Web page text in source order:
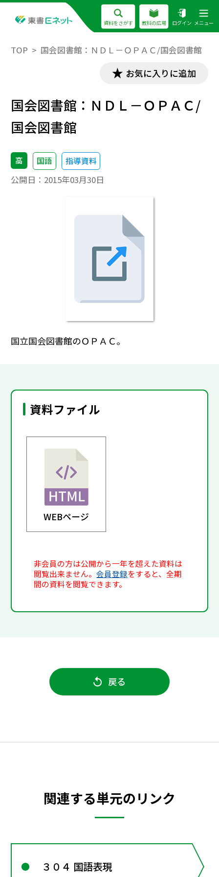
資料をさがす 教科の広場 ログイン メニュー
TOP 国会図書館：ＮＤＬ－ＯＰＡＣ/国会図書館
お気に入りに追加
国会図書館：ＮＤＬ－ＯＰＡＣ/
国会図書館
高 国語 指導資料
公開日： 2015年03月30日
国立国会図書館のＯＰＡＣ。
資料ファイル
WEBページ
非会員の方は公開から一年を超えた資料は
閲覧出来ません。会員登録をすると、全期
間の資料を閲覧できます。
戻る
関連する単元のリンク
３０４ 国語表現